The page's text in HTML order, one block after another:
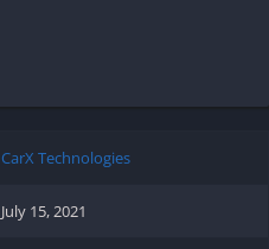
CarX Technologies
July 15, 2021